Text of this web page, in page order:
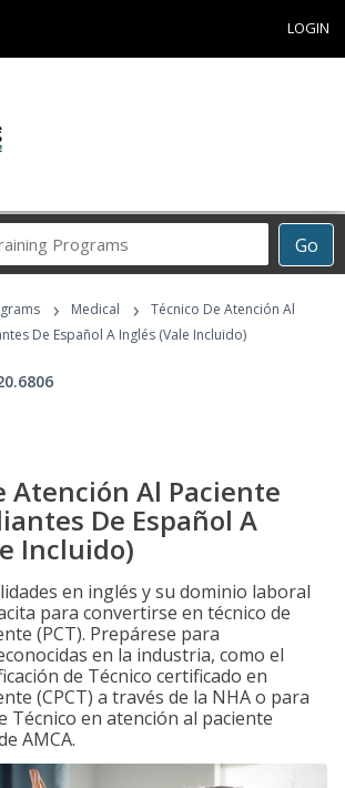
LOGIN
Go
Career
Programs
› Medical ›
Técnico De Atención Al
De Español A Inglés (Vale Incluido)
Atención Al Paciente
De Español A
Incluido)
en inglés y su dominio laboral
para convertirse en técnico de
(PCT). Prepárese para
en la industria, como el
de Técnico certificado en
(CPCT) a través de la NHA o para
Técnico en atención al paciente
AMCA.